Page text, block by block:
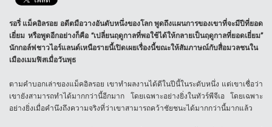
รอรี่ แม็คอิลรอย อดีตมือวางอันดับหนึ่งของโลก พูดถึงแผนการของเขาที่จะมีปีที่ยอด
เยี่ยม หรือพูดอีกอย่างก็คือ “เปลี่ยนฤดูกาลที่พอใช้ได้ให้กลายเป็นฤดูกาลที่ยอดเยี่ยม”
นักกอล์ฟชาวไอร์แลนด์เหนือรายนี้เปิดเผยเรื่องนี้ขณะให้สัมภาษณ์กับสื่อมวลชนใน
เมืองเมมฟิสเมื่อวันพุธ
ตามคำบอกเล่าของแม็คอิลรอย เขาทำผลงานได้ดีในปีนี้ในระดับหนึ่ง แต่เขาเชื่อว่า
เขายังสามารถทำได้มากกว่านี้อีกมาก โดยเฉพาะอย่างยิ่งในทัวร์พีจีเอ โดยเฉพาะ
อย่างยิ่งเมื่อคำนึงถึงความจริงที่ว่าเขาสามารถคว้าชัยชนะได้มากกว่านี้มากแล้ว